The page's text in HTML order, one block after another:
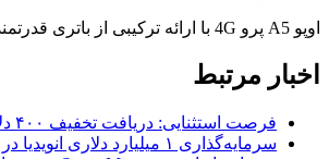
اوپو A5 پرو 4G با ارائه ترکیبی از باتری قدرتمند، مقاومت بالا و قیمت مناسب، می‌تواند انتخاب خوبی برای کاربرانی باشد که به دنبال یک گوشی اقتصادی و بادوام هستند.
اخبار مرتبط
فرصت استثنایی: دریافت تخفیف ۴۰۰ دلاری بلیط کنفرانس تک‌کرانچ دیسراپت ۲۰۲۶
سرمایه‌گذاری ۱ میلیارد دلاری انویدیا در پروژه هوش مصنوعی ناور